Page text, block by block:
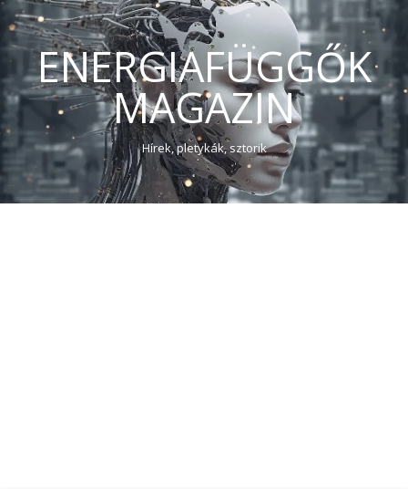
ENERGIAFÜGGŐK
MAGAZIN
Hírek, pletykák, sztorik